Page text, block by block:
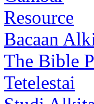
Resource
Bacaan
The Bible
Tetelestai